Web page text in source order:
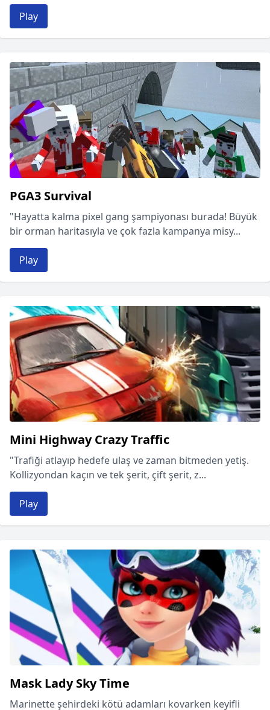
Play
PGA3 Survival
"Hayatta kalma pixel gang şampiyonası burada! Büyük
bir orman haritasıyla ve çok fazla kampanya misy...
Play
Mini Highway Crazy Traffic
"Trafiği atlayıp hedefe ulaş ve zaman bitmeden yetiş.
Kollizyondan kaçın ve tek şerit, çift şerit, z...
Play
Mask Lady Sky Time
Marinette şehirdeki kötü adamları kovarken keyifli